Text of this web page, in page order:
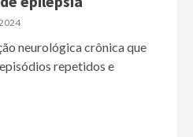
neurológica crônica que
repetidos e